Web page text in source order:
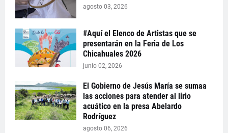
agosto 03, 2026
#Aquí el Elenco de Artistas que se
presentarán en la Feria de Los
Chicahuales 2026
junio 02, 2026
El Gobierno de Jesús María se sumaa
las acciones para atender al lirio
acuático en la presa Abelardo
Rodríguez
agosto 06, 2026